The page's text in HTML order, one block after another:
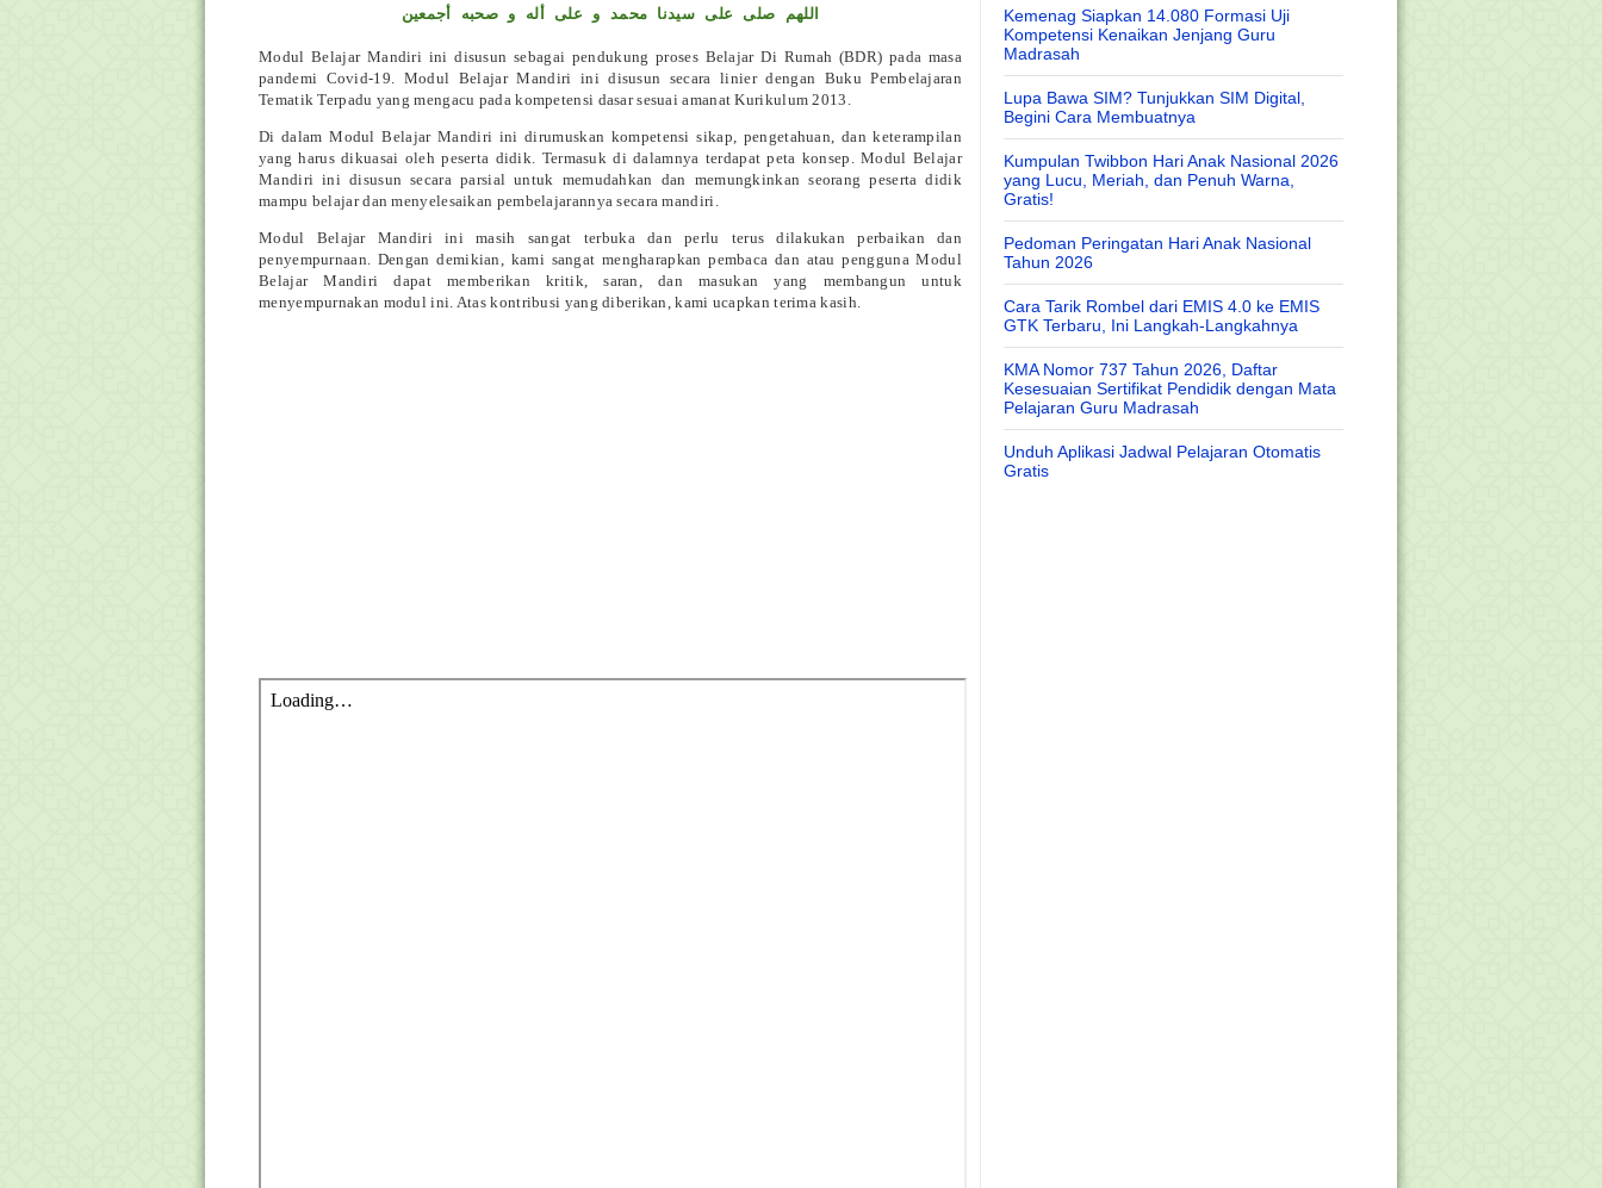
اللهم صلى على سيدنا محمد و على أله و صحبه أجمعين
Modul Belajar Mandiri ini disusun sebagai pendukung proses Belajar Di Rumah (BDR) pada masa
pandemi Covid-19. Modul Belajar Mandiri ini disusun secara linier dengan Buku Pembelajaran
Tematik Terpadu yang mengacu pada kompetensi dasar sesuai amanat Kurikulum 2013.
Di dalam Modul Belajar Mandiri ini dirumuskan kompetensi sikap, pengetahuan, dan keterampilan
yang harus dikuasai oleh peserta didik. Termasuk di dalamnya terdapat peta konsep. Modul Belajar
Mandiri ini disusun secara parsial untuk memudahkan dan memungkinkan seorang peserta didik
mampu belajar dan menyelesaikan pembelajarannya secara mandiri.
Modul Belajar Mandiri ini masih sangat terbuka dan perlu terus dilakukan perbaikan dan
penyempurnaan. Dengan demikian, kami sangat mengharapkan pembaca dan atau pengguna Modul
Belajar Mandiri dapat memberikan kritik, saran, dan masukan yang membangun untuk
menyempurnakan modul ini. Atas kontribusi yang diberikan, kami ucapkan terima kasih.
Kemenag Siapkan 14.080 Formasi Uji
Kompetensi Kenaikan Jenjang Guru
Madrasah
Lupa Bawa SIM? Tunjukkan SIM Digital,
Begini Cara Membuatnya
Kumpulan Twibbon Hari Anak Nasional 2026
yang Lucu, Meriah, dan Penuh Warna,
Gratis!
Pedoman Peringatan Hari Anak Nasional
Tahun 2026
Cara Tarik Rombel dari EMIS 4.0 ke EMIS
GTK Terbaru, Ini Langkah-Langkahnya
KMA Nomor 737 Tahun 2026, Daftar
Kesesuaian Sertifikat Pendidik dengan Mata
Pelajaran Guru Madrasah
Unduh Aplikasi Jadwal Pelajaran Otomatis
Gratis